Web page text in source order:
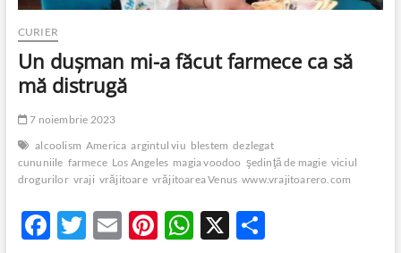
CURIER
Un dușman mi-a făcut farmece ca să
mă distrugă
7 noiembrie 2023
alcoolism America argintul viu blestem dezlegat
cununiile farmece Los Angeles magia voodoo şedinţă de magie viciul
drogurilor vraji vrăjitoare vrăjitoarea Venus www.vrajitoarero.com
F T E Pi WX P